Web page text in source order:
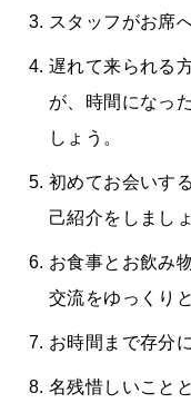
スタッフがお席
遅れて来られる
が、時間になっ
しょう。
初めてお会いす
己紹介をしましょ
お食事とお飲み
交流をゆっくり
お時間まで存分
名残惜しいこと